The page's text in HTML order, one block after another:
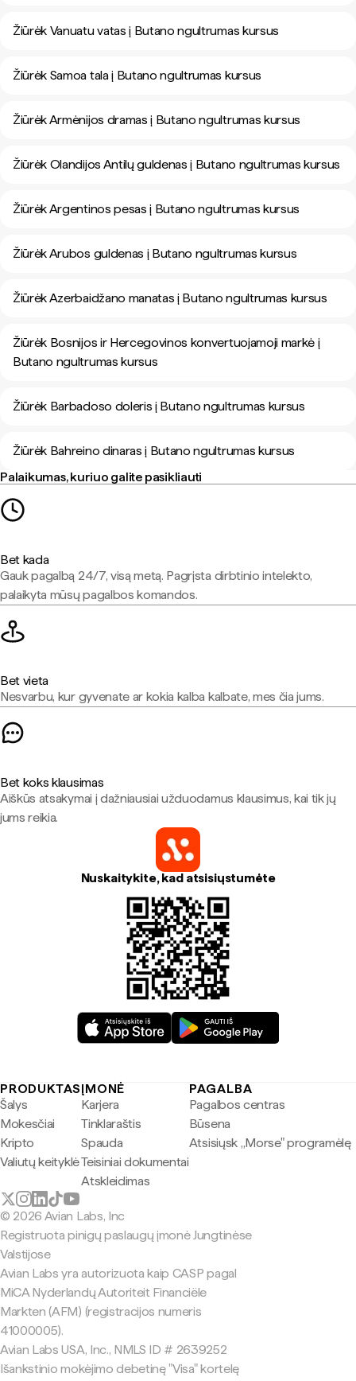
Žiūrėk Vanuatu vatas į Butano ngultrumas kursus
Žiūrėk Samoa tala į Butano ngultrumas kursus
Žiūrėk Armėnijos dramas į Butano ngultrumas kursus
Žiūrėk Olandijos Antilų guldenas į Butano ngultrumas kursus
Žiūrėk Argentinos pesas į Butano ngultrumas kursus
Žiūrėk Arubos guldenas į Butano ngultrumas kursus
Žiūrėk Azerbaidžano manatas į Butano ngultrumas kursus
Žiūrėk Bosnijos ir Hercegovinos konvertuojamoji markė į
Butano ngultrumas kursus
Žiūrėk Barbadoso doleris į Butano ngultrumas kursus
Žiūrėk Bahreino dinaras į Butano ngultrumas kursus
Palaikumas, kuriuo galite pasikliauti
Bet kada
Gauk pagalbą 24/7, visą metą. Pagrįsta dirbtinio intelekto,
palaikyta mūsų pagalbos komandos.
Bet vieta
Nesvarbu, kur gyvenate ar kokia kalba kalbate, mes čia jums.
Bet koks klausimas
Aiškūs atsakymai į dažniausiai užduodamus klausimus, kai tik jų
jums reikia.
Nuskaitykite, kad atsisiųstumėte
PRODUKTAS
Šalys
Mokesčiai
Kripto
Valiutų keityklė
ĮMONĖ
Karjera
Tinklaraštis
Spauda
Teisiniai dokumentai
Atskleidimas
PAGALBA
Pagalbos centras
Būsena
Atsisiųsk „Morse" programėlę
© 2026 Avian Labs, Inc
Registruota pinigų paslaugų įmonė Jungtinėse
Valstijose
Avian Labs yra autorizuota kaip CASP pagal
MiCA Nyderlandų Autoriteit Financiële
Markten (AFM) (registracijos numeris
41000005).
Avian Labs USA, Inc., NMLS ID # 2639252
Išankstinio mokėjimo debetinę "Visa" kortelę